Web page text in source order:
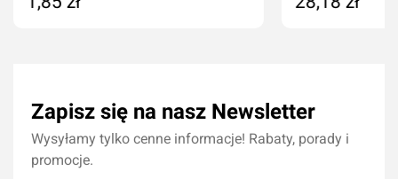
Zapisz się na nasz Newsletter
Wysyłamy tylko cenne informacje! Rabaty, porady i
promocje.